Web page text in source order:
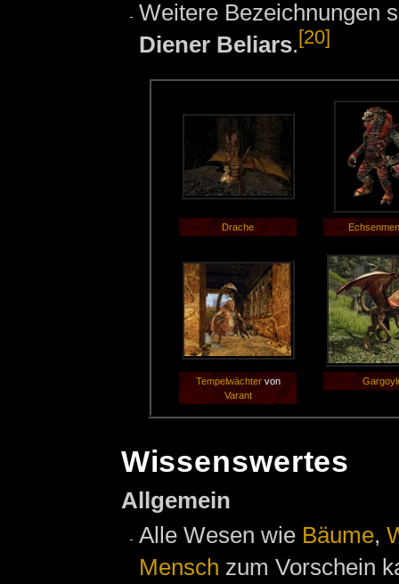
Weitere Bezeichnungen
Diener Beliars. [20]
Drache
Tempelwächtervon
Varant
Wissenswertes
Allgemein
Alle Wesen wie Bäume,
Mensch zum Vorschein